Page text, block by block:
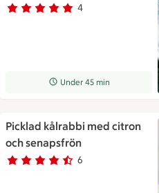
Betyg 5 av 5.
4
4 personer har röstat
Receptet tar Under 45 min att
Under 45 min
Picklad kålrabbi med citron
och senapsfrön
Betyg 4.3 av 5. 6
6 personer har röstat